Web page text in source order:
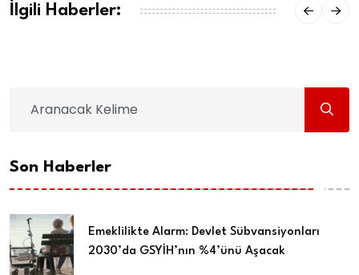
İlgili Haberler:
Son Haberler
Emeklilikte Alarm: Devlet Sübvansiyonları
2030’da GSYİH’nın %4’ünü Aşacak